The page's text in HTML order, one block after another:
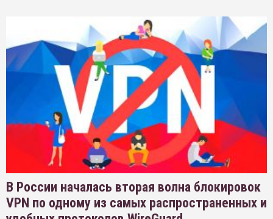
В России началась вторая волна блокировок
VPN по одному из самых распространенных и